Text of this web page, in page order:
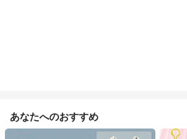
あなたへのおすすめ